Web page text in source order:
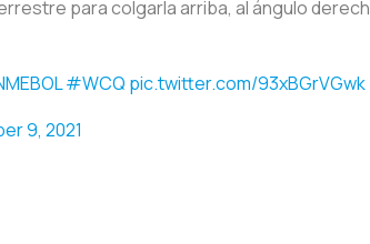
para colgarla arriba, al ángulo
#WCQ pic.twitter.com/93xBGrVGwk
9, 2021